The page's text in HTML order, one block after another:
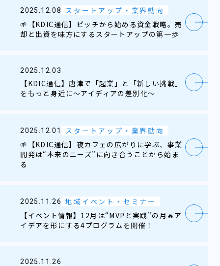
2025.12.08
スタートアップ・業界動向
🌱【KDIC通信】ピッチから始める資金戦略。売
却と出資を味方にするスタートアップの第一歩
2025.12.03
【KDIC通信】唐津で「起業」と「新しい挑戦」
をもっと身近に～アイディアの差別化～
2025.12.01
スタートアップ・業界動向
🌱【KDIC通信】夜カフェの広がりに学ぶ、事業
開発は“本来のニーズ”に向き合うことから始ま
る
2025.11.26
地域イベント・セミナー
【イベント情報】12月は“MVPと実践”の月🔥ア
イデアを形にする4プログラムを開催！
2025.11.26